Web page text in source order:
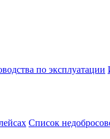
по эксплуатации
Cписок